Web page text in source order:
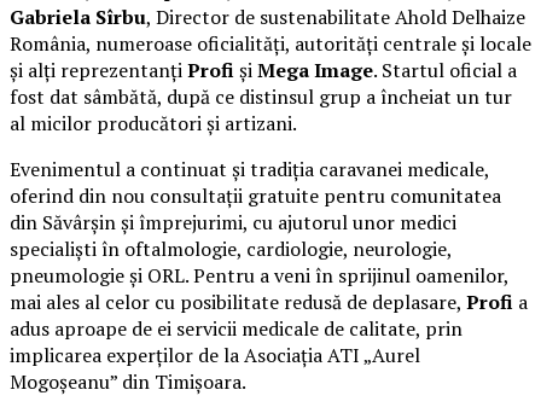
Gabriela Sîrbu, Director de sustenabilitate Ahold Delhaize
România, numeroase oficialități, autorități centrale și locale
și alți reprezentanțiProfișiMega Image. Startul oficial a
fost dat sâmbătă, după ce distinsul grup a încheiat un tur
al micilor producători și artizani.
Evenimentul a continuat și tradiția caravanei medicale,
oferind din nou consultații gratuite pentru comunitatea
din Săvârșin și împrejurimi, cu ajutorul unor medici
specialiști în oftalmologie, cardiologie, neurologie,
pneumologie și ORL. Pentru a veni în sprijinul oamenilor,
mai ales al celor cu posibilitate redusă de deplasare, Profi a
adus aproape de ei servicii medicale de calitate, prin
implicarea experților de la Asociația ATI „Aurel
Mogoșeanu” din Timișoara.